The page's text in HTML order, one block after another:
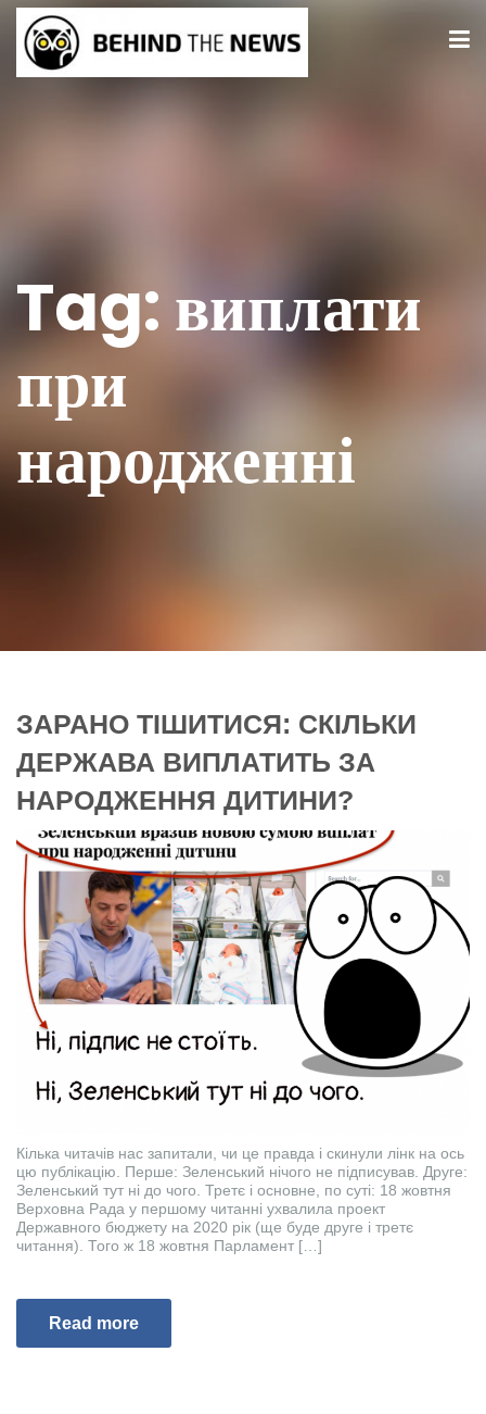
Tag:виплати
при
народженні
ЗАРАНО ТІШИТИСЯ: СКІЛЬКИ
ДЕРЖАВА ВИПЛАТИТЬ ЗА
НАРОДЖЕННЯ ДИТИНИ?
Кілька читачів нас запитали, чи це правда і скинули лінк на ось
цю публікацію. Перше: Зеленський нічого не підписував. Друге:
Зеленський тут ні до чого. Третє і основне, по суті: 18 жовтня
Верховна Рада у першому читанні ухвалила проект
Державного бюджету на 2020 рік (ще буде друге і третє
читання). Того ж 18 жовтня Парламент […]
Read more